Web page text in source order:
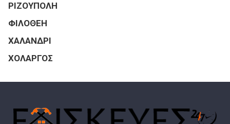
ΡΙΖΟΥΠΟΛΗ
ΦΙΛΟΘΕΗ
ΧΑΛΑΝΔΡΙ
ΧΟΛΑΡΓΟΣ